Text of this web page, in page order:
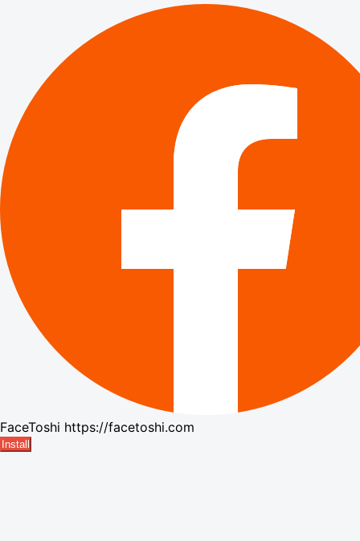
FaceToshi https://facetoshi.com
Install